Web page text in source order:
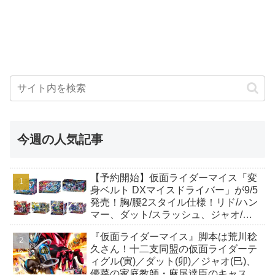
今週の人気記事
【予約開始】仮面ライダーマイス「変
身ベルト DXマイスドライバー」が9/5
発売！胸/腰2スタイル仕様！リド/ハン
マー、ダット/スラッシュ、ジャオ/バ
も！
『仮面ライダーマイス』脚本は荒川稔
久さん！十二支同盟の仮面ライダーテ
ィグル(寅)／ダット(卯)／ジャオ(巳)、